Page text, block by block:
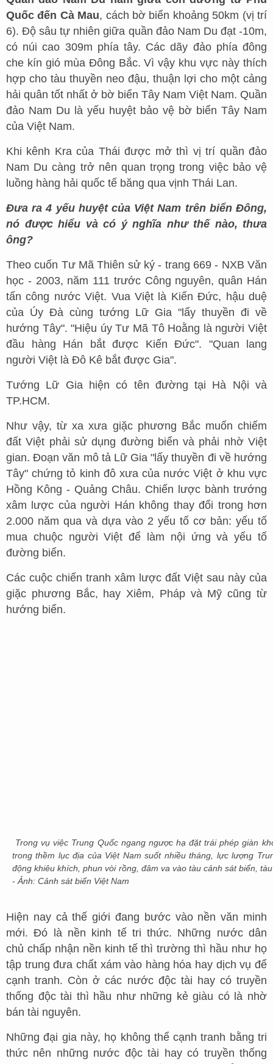
Quốc đến Cà Mau, cách bờ biển khoảng 50km (vị trí
6). Độ sâu tự nhiên giữa quần đảo Nam Du đạt -10m,
có núi cao 309m phía tây. Các dãy đảo phía đông
che kín gió mùa Đông Bắc. Vì vậy khu vực này thích
hợp cho tàu thuyền neo đậu, thuận lợi cho một cảng
hải quân tốt nhất ở bờ biển Tây Nam Việt Nam. Quần
đảo Nam Du là yếu huyệt bảo vệ bờ biển Tây Nam
của Việt Nam.
Khi kênh Kra của Thái được mở thì vị trí quần đảo
Nam Du càng trở nên quan trọng trong việc bảo vệ
luồng hàng hải quốc tế băng qua vịnh Thái Lan.
Đưa ra 4 yếu huyệt của Việt Nam trên biển Đông,
nó được hiểu và có ý nghĩa như thế nào, thưa
ông?
Theo cuốn Tư Mã Thiên sử ký - trang 669 - NXB Văn
học - 2003, năm 111 trước Công nguyên, quân Hán
tấn công nước Việt. Vua Việt là Kiến Đức, hậu duệ
của Úy Đà cùng tướng Lữ Gia "lấy thuyền đi về
hướng Tây". "Hiệu úy Tư Mã Tô Hoằng là người Việt
đầu hàng Hán bắt được Kiến Đức". "Quan lang
người Việt là Đô Kê bắt được Gia".
Tướng Lữ Gia hiện có tên đường tại Hà Nội và
TP.HCM.
Như vậy, từ xa xưa giặc phương Bắc muốn chiếm
đất Việt phải sử dụng đường biển và phải nhờ Việt
gian. Đoạn văn mô tả Lữ Gia "lấy thuyền đi về hướng
Tây" chứng tỏ kinh đô xưa của nước Việt ở khu vực
Hồng Kông - Quảng Châu. Chiến lược bành trướng
xâm lược của người Hán không thay đổi trong hơn
2.000 năm qua và dựa vào 2 yếu tố cơ bản: yếu tố
mua chuộc người Việt để làm nội ứng và yếu tố
đường biển.
Các cuộc chiến tranh xâm lược đất Việt sau này của
giặc phương Bắc, hay Xiêm, Pháp và Mỹ cũng từ
hướng biển.
Trong vụ việc Trung Quốc ngang ngược hạ đặt trái phép giàn
trong thềm lục địa của Việt Nam suốt nhiều tháng, lực lượng
động khiêu khích, phun vòi rồng, đâm va vào tàu cảnh sát biển,
- Ảnh: Cảnh sát biển Việt Nam
Hiện nay cả thế giới đang bước vào nền văn minh
mới. Đó là nền kinh tế tri thức. Những nước dân
chủ chấp nhận nền kinh tế thì trường thì hầu như họ
tập trung đưa chất xám vào hàng hóa hay dịch vụ để
cạnh tranh. Còn ở các nước độc tài hay có truyền
thống độc tài thì hầu như những kẻ giàu có là nhờ
bán tài nguyên.
Những đại gia này, họ không thể cạnh tranh bằng tri
thức nên những nước độc tài hay có truyền thống